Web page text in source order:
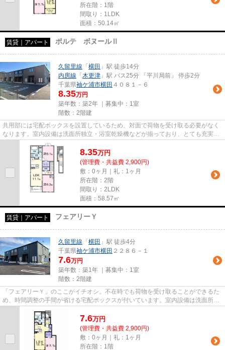
所在階：1階
間取り：1LDK
面積：50.14㎡
賃貸｜アパート ポルテ ボヌールⅡ
久留里線 「 横田 」駅 徒歩14分
内房線 「 木更津 」駅 バス25分 「平川局前」 停歩2分
千葉県袖ケ浦市横田 ４０８１－６
8.35万円
築年数：築2年 ｜募集中： 1室
階数：2階建
共用部には宅配ボックスを設置しているため、対面で荷物を受け取る必要がなく
なります。室内設備は洗面所独立・浴室乾燥機などが揃っており、とても充実し
ています。知らない人が来た...
8.35万円
(管理費・共益費 2,900円)
敷：0ヶ月｜礼：1ヶ月
所在階：2階
間取り：2LDK
面積：58.57㎡
賃貸｜アパート フェアリーＹ
久留里線 「 横田 」駅 徒歩4分
千葉県袖ケ浦市横田 ２２８６－１
7.6万円
築年数：築1年 ｜募集中： 1室
階数：2階建
「フェアリーＹ」のここがイチオシ。不在時でも荷物を受け取ることができるた
め、時間調整の手間が省ける宅配ボックスが付いています。室内設備は洗面所独
立・浴室乾燥機などが揃って...
7.6万円
(管理費・共益費 2,900円)
敷：0ヶ月｜礼：1ヶ月
所在階：1階